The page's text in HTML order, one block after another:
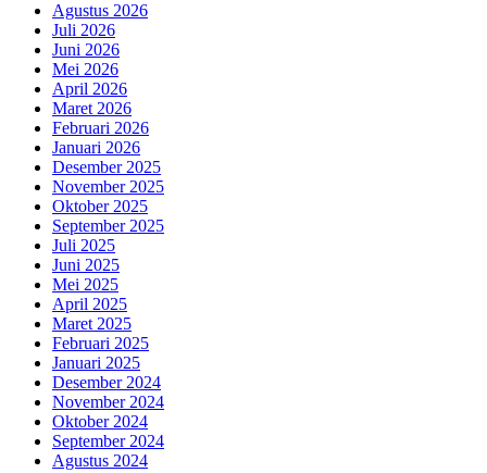
Agustus 2026
Juli 2026
Juni 2026
Mei 2026
April 2026
Maret 2026
Februari 2026
Januari 2026
Desember 2025
November 2025
Oktober 2025
September 2025
Juli 2025
Juni 2025
Mei 2025
April 2025
Maret 2025
Februari 2025
Januari 2025
Desember 2024
November 2024
Oktober 2024
September 2024
Agustus 2024